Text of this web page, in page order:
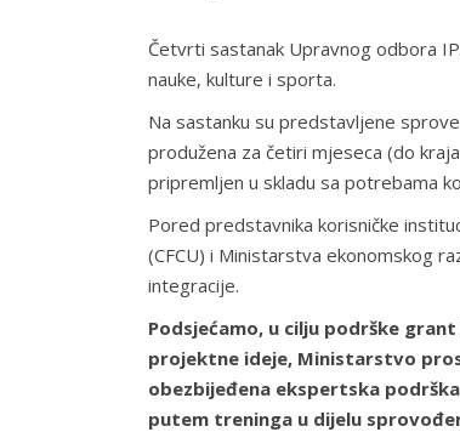
Četvrti sastanak Upravnog odbora
nauke, kulture i sporta.
Na sastanku su predstavljene
produžena za četiri mjeseca (do
pripremljen u skladu sa potrebama
Pored predstavnika korisničke
(CFCU) i Ministarstva ekonomskog
integracije.
Podsjećamo, u cilju podrške
projektne ideje, Ministarstvo
obezbijeđena ekspertska
putem treninga u dijelu